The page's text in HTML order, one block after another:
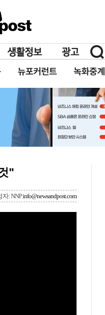
뉴포커런트 녹화중계
"
자: NNPinfo@newsandpost.com